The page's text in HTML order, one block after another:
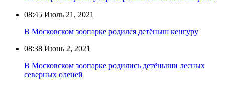
08:45 Июль 21, 2021
В Московском зоопарке родился детёныш кенгуру
08:38 Июнь 2, 2021
В Московском зоопарке родились детёныши лесных
северных оленей